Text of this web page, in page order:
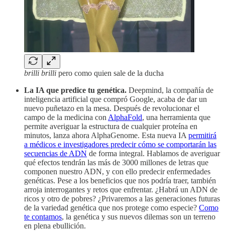
brilli brilli pero como quien sale de la ducha
La IA que predice tu genética. Deepmind, la compañía de
inteligencia artificial que compró Google, acaba de dar un
nuevo puñetazo en la mesa. Después de revolucionar el
campo de la medicina con AlphaFold, una herramienta que
permite averiguar la estructura de cualquier proteína en
minutos, lanza ahora AlphaGenome. Esta nueva IA permitirá
a médicos e investigadores predecir cómo se comportarán las
secuencias de ADN de forma integral. Hablamos de averiguar
qué efectos tendrán las más de 3000 millones de letras que
componen nuestro ADN, y con ello predecir enfermedades
genéticas. Pese a los beneficios que nos podría traer, también
arroja interrogantes y retos que enfrentar. ¿Habrá un ADN de
ricos y otro de pobres? ¿Privaremos a las generaciones futuras
de la variedad genética que nos protege como especie? Como
te contamos, la genética y sus nuevos dilemas son un terreno
en plena ebullición.